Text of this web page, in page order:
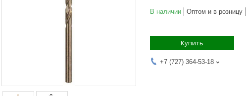
В наличии Оптом и в розницу
Купить
+7 (727) 364-53-18